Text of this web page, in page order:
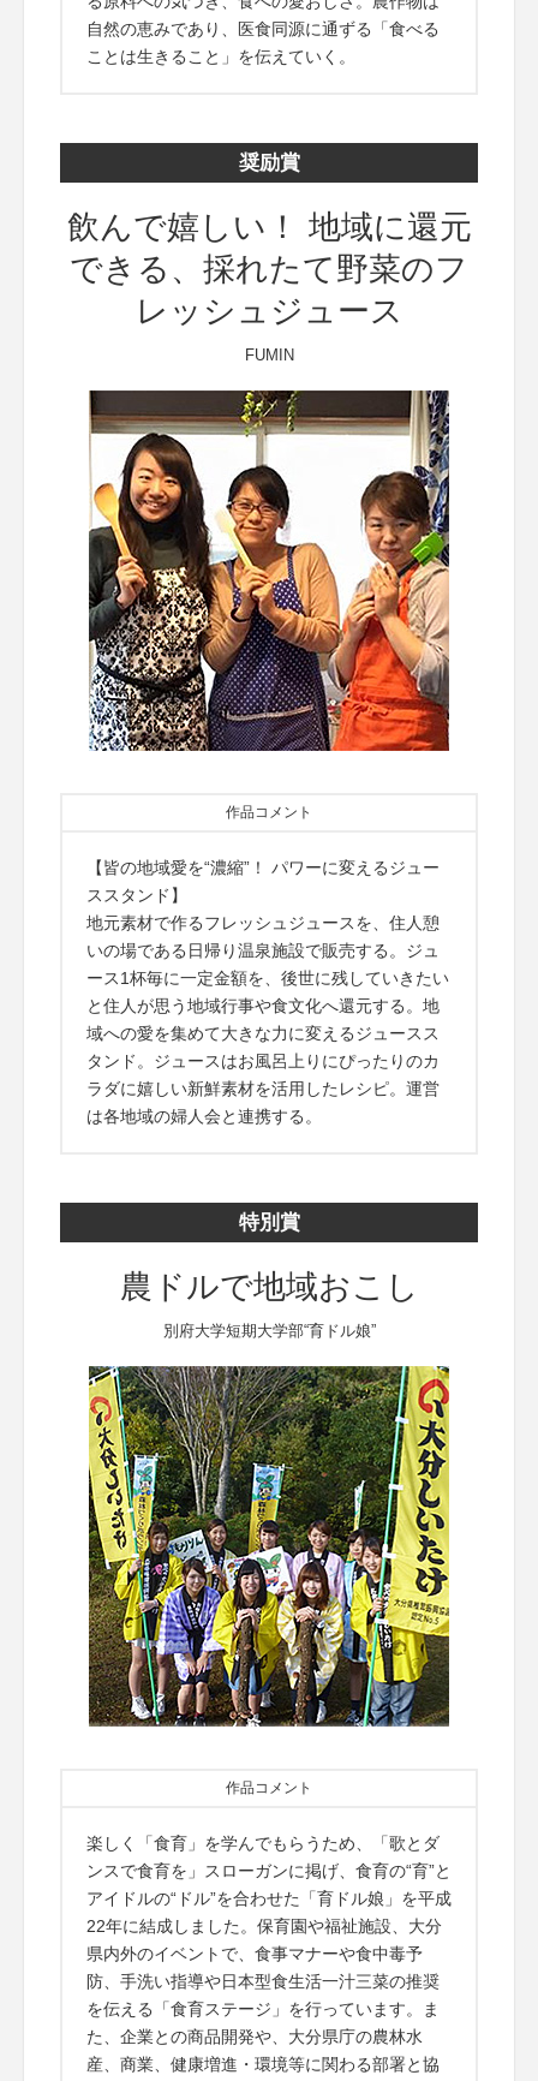
自然の恵みであり、医食同源に通ずる「食べる
ことは生きること」を伝えていく。
奨励賞
飲んで嬉しい！ 地域に還元
できる、採れたて野菜のフ
レッシュジュース
FUMIN
作品コメント
【皆の地域愛を“濃縮”！ パワーに変えるジュー
ススタンド】
地元素材で作るフレッシュジュースを、住人憩
いの場である日帰り温泉施設で販売する。ジュ
ース1杯毎に一定金額を、後世に残していきたい
と住人が思う地域行事や食文化へ還元する。地
域への愛を集めて大きな力に変えるジュースス
タンド。ジュースはお風呂上りにぴったりのカ
ラダに嬉しい新鮮素材を活用したレシピ。運営
は各地域の婦人会と連携する。
特別賞
農ドルで地域おこし
別府大学短期大学部“育ドル娘”
作品コメント
楽しく「食育」を学んでもらうため、「歌とダ
ンスで食育を」スローガンに掲げ、食育の“育”と
アイドルの“ドル”を合わせた「育ドル娘」を平成
22年に結成しました。保育園や福祉施設、大分
県内外のイベントで、食事マナーや食中毒予
防、手洗い指導や日本型食生活一汁三菜の推奨
を伝える「食育ステージ」を行っています。ま
た、企業との商品開発や、大分県庁の農林水
産、商業、健康増進・環境等に関わる部署と協